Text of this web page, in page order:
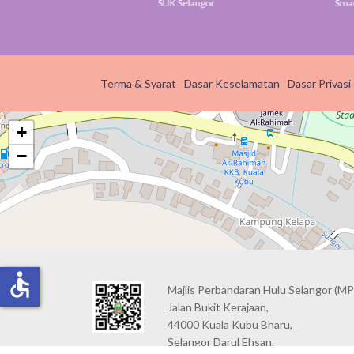
SUK Selangor Smart
Terma & Syarat Dasar Keselamatan Dasar Privasi
+
−
Majlis Perbandaran Hulu Selangor
Jalan Bukit Kerajaan,
44000 Kuala Kubu Bharu,
Selangor Darul Ehsan.
accessible